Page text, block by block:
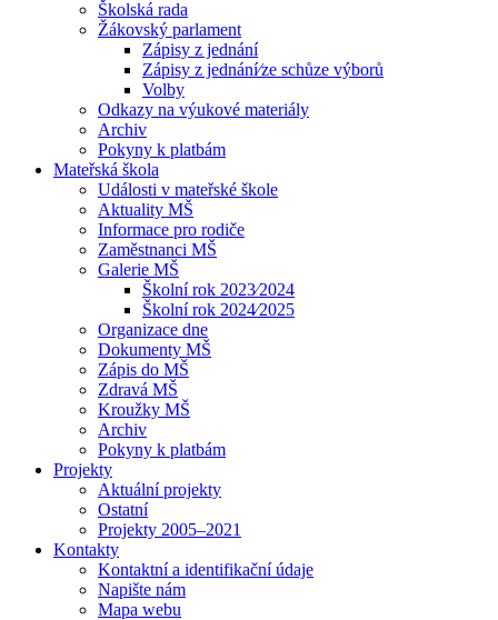
Školská rada
Žákovský parlament
Zápisy z jednání
Zápisy z jednání⁄ze schůze výborů
Volby
Odkazy na výukové materiály
Archiv
Pokyny k platbám
Mateřská škola
Události v mateřské škole
Aktuality MŠ
Informace pro rodiče
Zaměstnanci MŠ
Galerie MŠ
Školní rok 2023⁄2024
Školní rok 2024⁄2025
Organizace dne
Dokumenty MŠ
Zápis do MŠ
Zdravá MŠ
Kroužky MŠ
Archiv
Pokyny k platbám
Projekty
Aktuální projekty
Ostatní
Projekty 2005–2021
Kontakty
Kontaktní a identifikační údaje
Napište nám
Mapa webu